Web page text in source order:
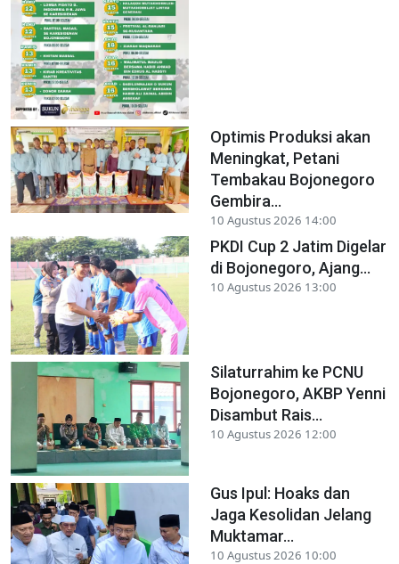
Optimis Produksi akan
Meningkat, Petani
Tembakau Bojonegoro
Gembira...
10 Agustus 2026 14:00
PKDI Cup 2 Jatim Digelar
di Bojonegoro, Ajang...
10 Agustus 2026 13:00
Silaturrahim ke PCNU
Bojonegoro, AKBP Yenni
Disambut Rais...
10 Agustus 2026 12:00
Gus Ipul: Hoaks dan
Jaga Kesolidan Jelang
Muktamar...
10 Agustus 2026 10:00